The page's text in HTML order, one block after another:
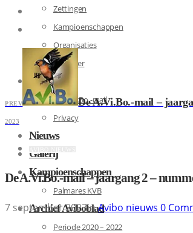
Zettingen
Kampioenschappen
Organisaties
Kalender
Contact
De A.Vi.Bo.-mail
Privacy
Nieuws
Galerij
Kampioenschappen
Palmares KVB
Archief Aviboblad
Periode 2020 – 2022
PREV De A.Vi.Bo.-mail –
2023
De A.Vi.Bo.-mail – jaargang 2 –
7 september 2023inAvibo nieuws 0